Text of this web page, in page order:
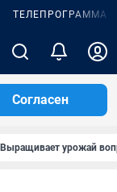
ТЕЛЕПРОГРАММА
Согласен
Выращивает урожай